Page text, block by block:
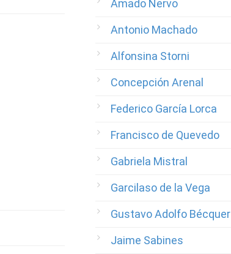
Amado Nervo
Antonio Machado
Alfonsina Storni
Concepción Arenal
Federico García Lorca
Francisco de Quevedo
Gabriela Mistral
Garcilaso de la Vega
Gustavo Adolfo Bécquer
Jaime Sabines